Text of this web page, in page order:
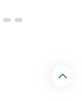
回
頂
端